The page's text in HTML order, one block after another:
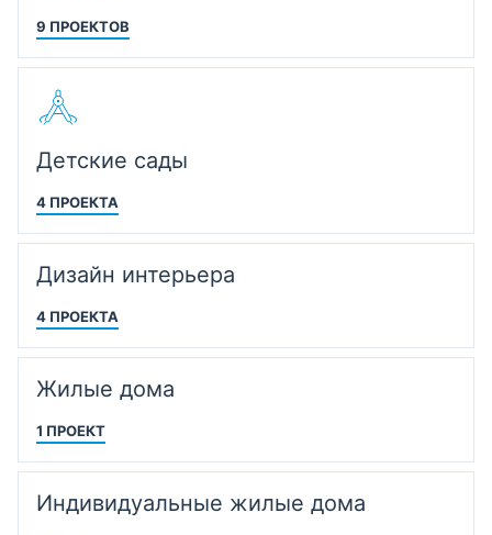
9 ПРОЕКТОВ
Детские сады
4 ПРОЕКТА
Дизайн интерьера
4 ПРОЕКТА
Жилые дома
1 ПРОЕКТ
Индивидуальные жилые дома